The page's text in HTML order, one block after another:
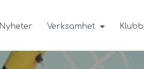
Nyheter Verksamhet